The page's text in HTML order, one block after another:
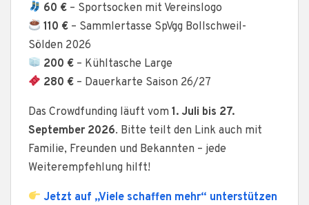
60 € – Sportsocken mit Vereinslogo
110 € – Sammlertasse SpVgg Bollschweil-
Sölden 2026
200 € – Kühltasche Large
280 € – Dauerkarte Saison 26/27
Das Crowdfunding läuft vom 1. Juli bis 27.
September 2026. Bitte teilt den Link auch mit
Familie, Freunden und Bekannten – jede
Weiterempfehlung hilft!
Jetzt auf „Viele schaffen mehr“ unterstützen